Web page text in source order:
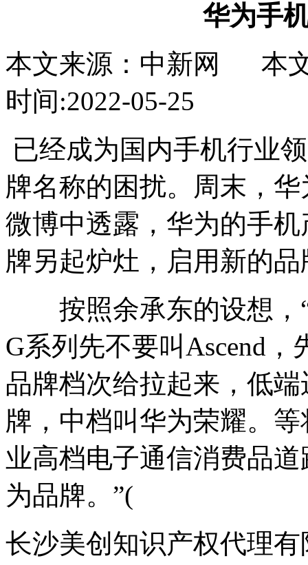
华为手
本文来源：中新网 本
时间:2022-05-25
已经成为国内手机行业
牌名称的困扰。周末，
微博中透露，华为的手
牌另起炉灶，启用新的
按照余承东的设想，
G系列先不要叫Ascend
品牌档次给拉起来，低
牌，中档叫华为荣耀。
业高档电子通信消费品
为品牌。”(
长沙美创知识产权代理